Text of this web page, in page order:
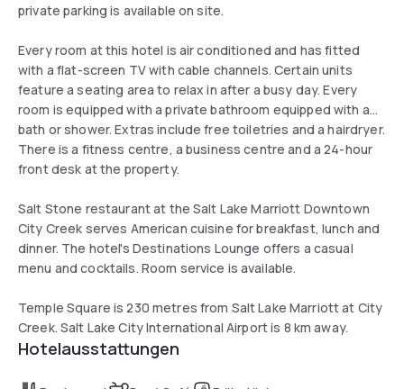
private parking is available on site.
Every room at this hotel is air conditioned and has fitted
with a flat-screen TV with cable channels. Certain units
feature a seating area to relax in after a busy day. Every
room is equipped with a private bathroom equipped with a
bath or shower. Extras include free toiletries and a hairdryer.
There is a fitness centre, a business centre and a 24-hour
front desk at the property.
Salt Stone restaurant at the Salt Lake Marriott Downtown
City Creek serves American cuisine for breakfast, lunch and
dinner. The hotel's Destinations Lounge offers a casual
menu and cocktails. Room service is available.
Temple Square is 230 metres from Salt Lake Marriott at City
Creek. Salt Lake City International Airport is 8 km away.
Hotelausstattungen